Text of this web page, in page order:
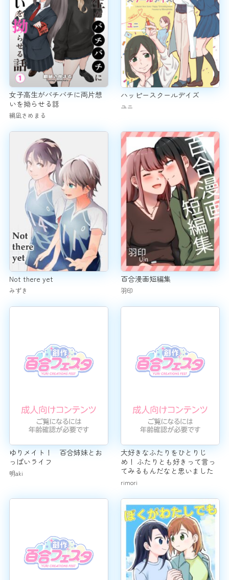
女子高生がバチバチに両片想
いを拗らせる話
綱凪さめまる
ハッピースクールデイズ
ユニ
Not there yet
みずき
百合漫画短編集
羽印
ゆりメイト！ 百合姉妹とお
っぱいライフ
明aki
大好きなふたりをひとりじ
め！ ふたりとも好きって言っ
てみるもんだなと思いました
rimori